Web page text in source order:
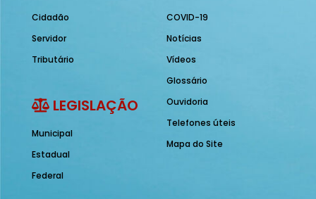
Cidadão
Servidor
Tributário
LEGISLAÇÃO
Municipal
Estadual
Federal
COVID-19
Notícias
Vídeos
Glossário
Ouvidoria
Telefones úteis
Mapa do Site